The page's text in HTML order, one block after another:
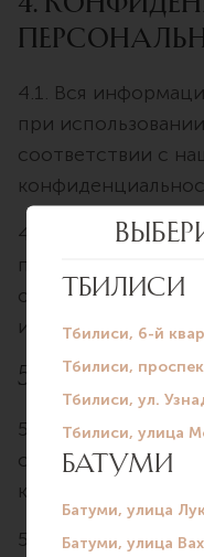
4.1. Вся
при
соответствии с
4.2. Мы соблюдаем
персональных
обеспечения
информации.
5.
5.1. Информация,
справочный
консультацию
5.2. Silk Medical не